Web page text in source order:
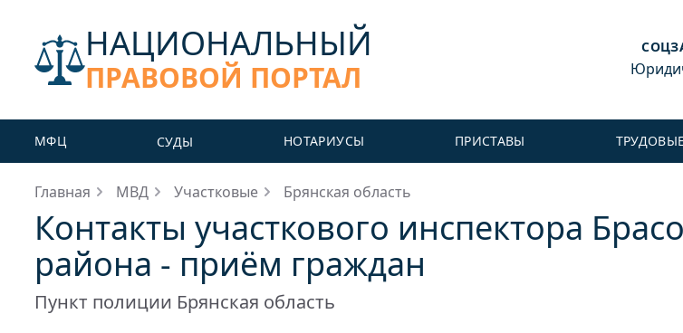
НАЦИОНАЛЬНЫЙ
ПРАВОВОЙ ПОРТАЛ
МФЦ СУДЫ НОТАРИУСЫ ПРИСТАВЫ
Главная МВД Участковые Брянская область
Контакты участкового инспектора
района - приём граждан
Пункт полиции Брянская область